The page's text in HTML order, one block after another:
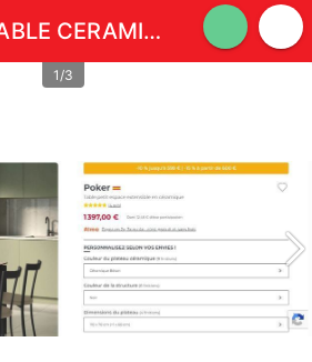
4 PIEDS TABLE CERAMIQUE EXT. ET CHAISES INDUSTRIELLES NEUFS
1/3